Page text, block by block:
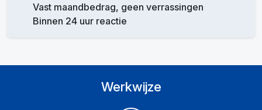
Vast maandbedrag, geen verrassingen
Binnen 24 uur reactie
Werkwijze